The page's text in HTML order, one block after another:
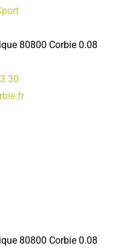
80800 Corbie 0.08
30
80800 Corbie 0.08